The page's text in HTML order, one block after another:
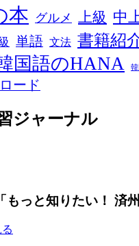
本 グルメ 上級 中
単語 文法 書籍紹
国語のHANA
ード
ジャーナル
もっと知りたい！ 済州